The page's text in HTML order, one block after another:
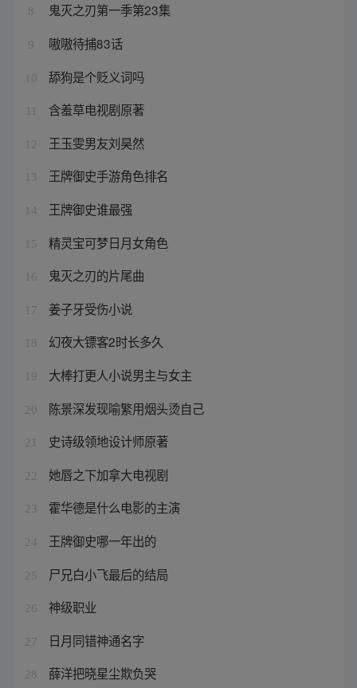
8 鬼灭之刃第一季第23集
9 嗷嗷待捕83话
10 舔狗是个贬义词吗
含羞草电视剧原著
12 王玉雯男友刘昊然
13 王牌御史手游角色排名
14 王牌御史谁最强
15 精灵宝可梦日月女角色
16 鬼灭之刃的片尾曲
17 姜子牙受伤小说
18 幻夜大镖客2时长多久
19 大棒打更人小说男主与女主
20 陈景深发现喻繁用烟头烫自己
21 史诗级领地设计师原著
22 她唇之下加拿大电视剧
23 霍华德是什么电影的主演
24 王牌御史哪一年出的
25 尸兄白小飞最后的结局
26 神级职业
27 日月同错神通名字
28 薛洋把晓星尘欺负哭